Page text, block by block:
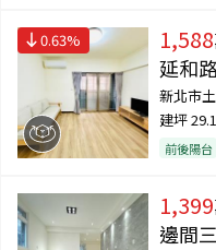
0.63% 1,588
延和
新北市
建坪29.1
前後陽台
1,399
邊間